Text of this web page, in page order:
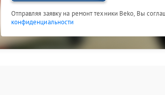
Отправляя заявку на ремонт техники Beko, Вы
конфиденциальности